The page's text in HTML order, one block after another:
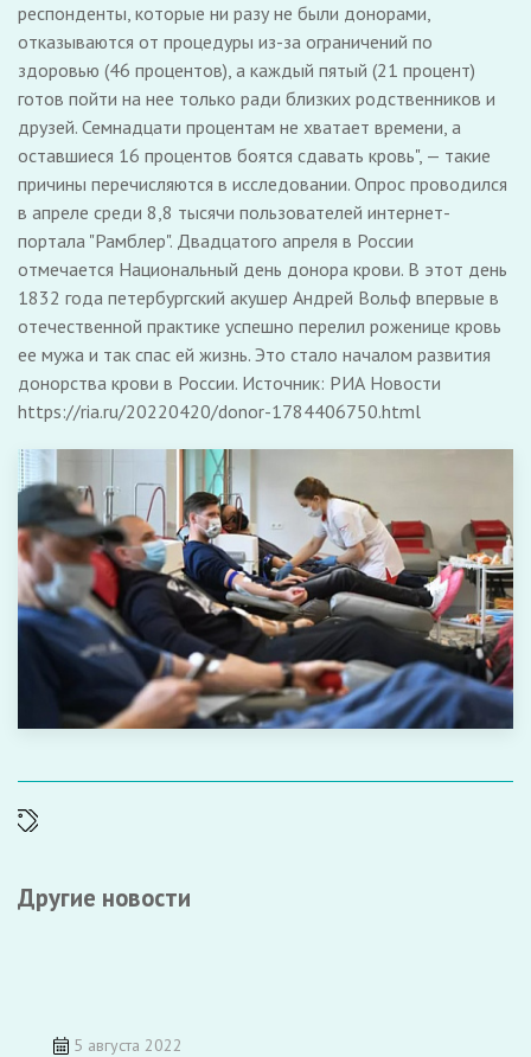
респонденты, которые ни разу не были донорами,
отказываются от процедуры из-за ограничений по
здоровью (46 процентов), а каждый пятый (21 процент)
готов пойти на нее только ради близких родственников и
друзей. Семнадцати процентам не хватает времени, а
оставшиеся 16 процентов боятся сдавать кровь", — такие
причины перечисляются в исследовании. Опрос проводился
в апреле среди 8,8 тысячи пользователей интернет-
портала "Рамблер". Двадцатого апреля в России
отмечается Национальный день донора крови. В этот день
1832 года петербургский акушер Андрей Вольф впервые в
отечественной практике успешно перелил роженице кровь
ее мужа и так спас ей жизнь. Это стало началом развития
донорства крови в России. Источник: РИА Новости
https://ria.ru/20220420/donor-1784406750.html
Другие новости
5 августа 2022